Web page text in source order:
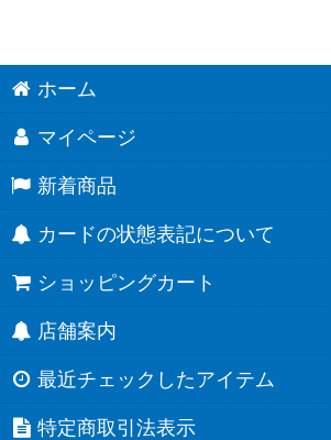
ホーム
マイページ
新着商品
カードの状態表記について
ショッピングカート
店舗案内
最近チェックしたアイテム
特定商取引法表示